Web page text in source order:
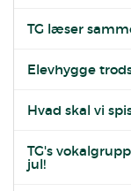
TG læser
Elevhygge
Hvad skal vi
TG's
jul!